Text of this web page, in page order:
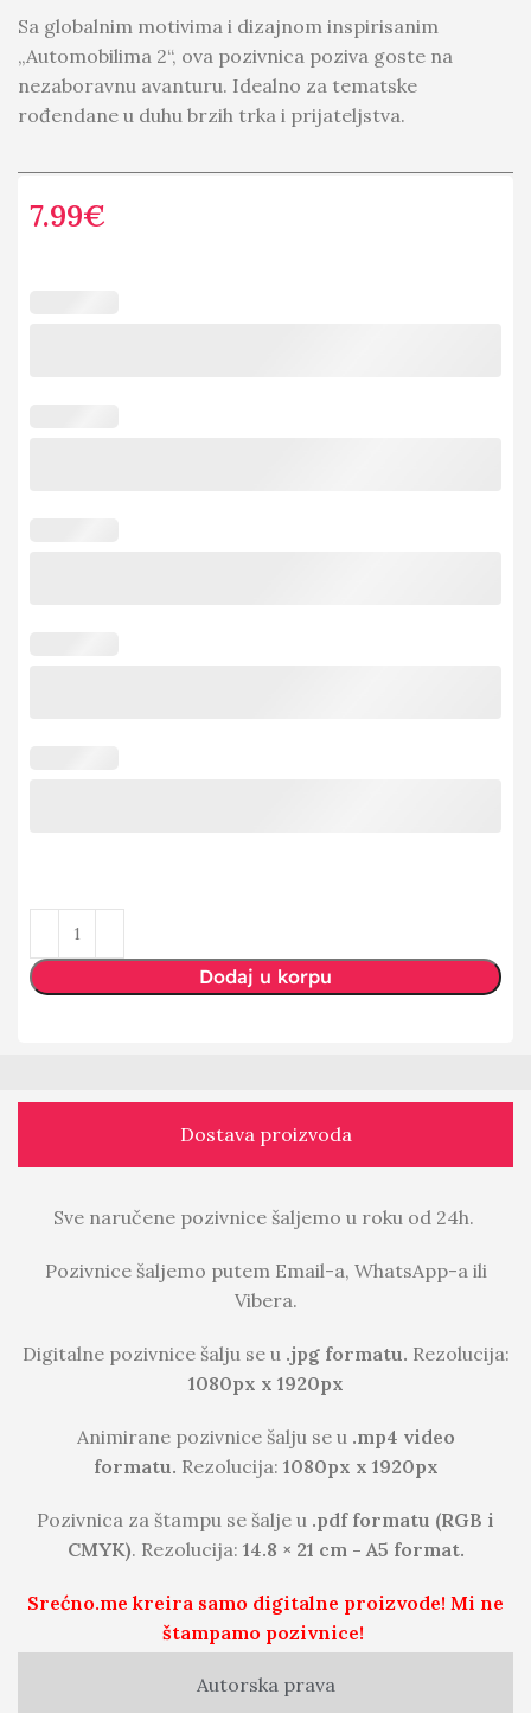
Sa globalnim motivima i dizajnom inspirisanim
„Automobilima 2“, ova pozivnica poziva goste na
nezaboravnu avanturu. Idealno za tematske
rođendane u duhu brzih trka i prijateljstva.
7.99€
Dodaj u korpu
Dostava proizvoda
Autorska prava
Sve naručene pozivnice šaljemo u roku od 24h.
Pozivnice šaljemo putem Email-a, WhatsApp-a ili
Vibera.
Digitalne pozivnice šalju se u .jpg formatu. Rezolucija:
1080px x 1920px
Animirane pozivnice šalju se u .mp4 video
formatu. Rezolucija: 1080px x 1920px
Pozivnica za štampu se šalje u .pdf formatu (RGB i
CMYK). Rezolucija: 14.8 × 21 cm - A5 format.
Srećno.me kreira samo digitalne proizvode! Mi ne
štampamo pozivnice!